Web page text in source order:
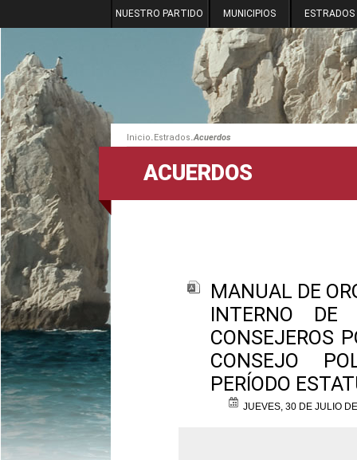
NUESTRO PARTIDO MUNICIPIOS ESTRADOS
Inicio.Estrados.Acuerdos
ACUERDOS
MANUAL DE
INTERNO
CONSEJEROS
CONSEJO
PERÍODO
JUEVES, 30 DE JULIO